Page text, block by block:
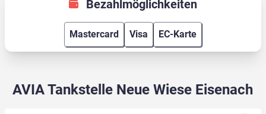
Bezahlmöglichkeiten
Mastercard Visa EC-Karte
AVIA Tankstelle Neue Wiese Eisenach